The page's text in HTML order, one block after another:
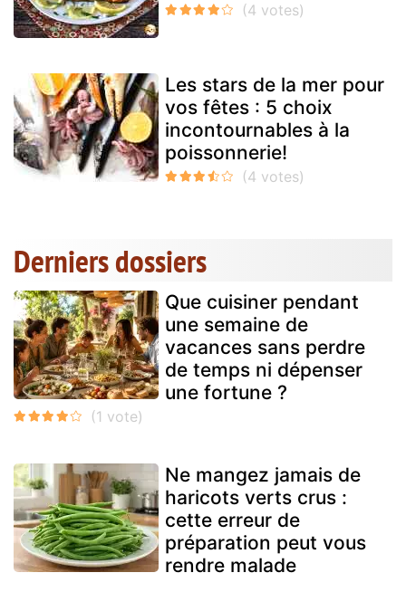
Les stars de la mer pour
vos fêtes : 5 choix
incontournables à la
poissonnerie!
Derniers dossiers
Que cuisiner pendant
une semaine de
vacances sans perdre
de temps ni dépenser
une fortune ?
Ne mangez jamais de
haricots verts crus :
cette erreur de
préparation peut vous
rendre malade